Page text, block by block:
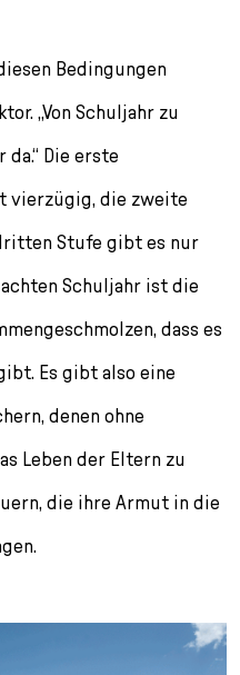
Bedingungen
„Von Schuljahr zu
Die erste
vierzügig, die zweite
Stufe gibt es nur
Schuljahr ist die
dass es
Es gibt also eine
denen ohne
Leben der Eltern zu
die ihre Armut in die